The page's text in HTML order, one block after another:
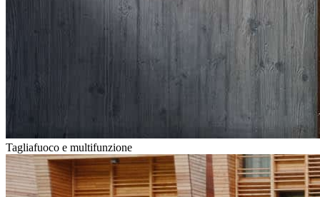
Tagliafuoco e multifunzione